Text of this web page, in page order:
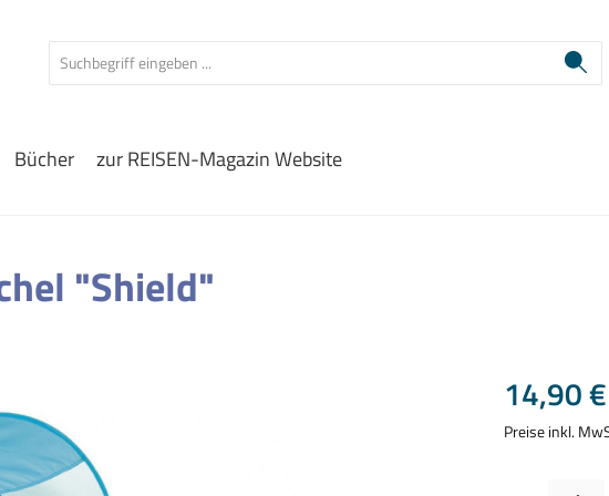
Bücher zur REISEN-Magazin Website
"Shield"
Regulärer Preis:
14,90 €
Preise inkl.
Produkt